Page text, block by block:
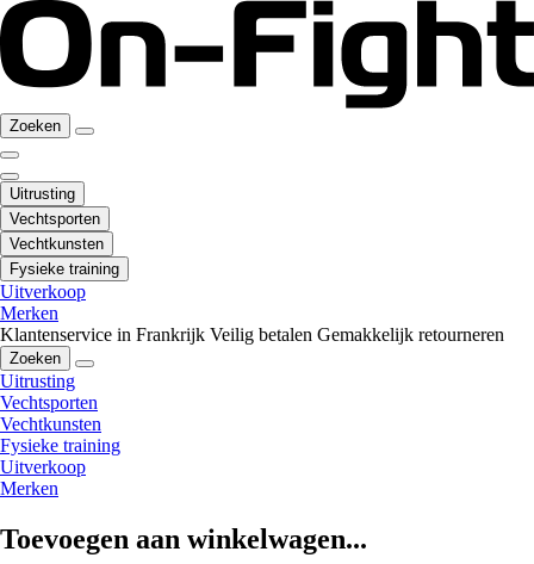
Zoeken
Uitrusting
Vechtsporten
Vechtkunsten
Fysieke training
Uitverkoop
Merken
Klantenservice in Frankrijk Veilig betalen Gemakkelijk retourneren
Zoeken
Uitrusting
Vechtsporten
Vechtkunsten
Fysieke training
Uitverkoop
Merken
Toevoegen aan winkelwagen...